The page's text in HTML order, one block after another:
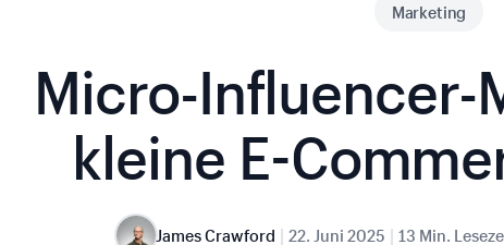
Marketing
Micro-Influencer-
kleine E-
James Crawford | 22. Juni 2025 | 13 Min.